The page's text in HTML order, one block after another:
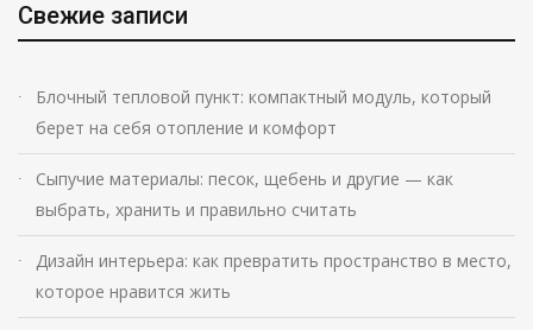
Свежие записи
Блочный тепловой пункт: компактный модуль, который
берет на себя отопление и комфорт
Сыпучие материалы: песок, щебень и другие — как
выбрать, хранить и правильно считать
Дизайн интерьера: как превратить пространство в место,
которое нравится жить